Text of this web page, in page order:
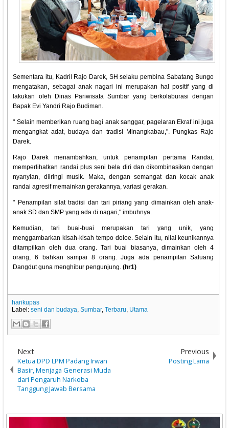
Sementara itu, Kadril Rajo Darek, SH selaku pembina Sabatang Bungo
mengatakan, sebagai anak nagari ini merupakan hal positif yang di
lakukan oleh Dinas Pariwisata Sumbar yang berkolaburasi dengan
Bapak Evi Yandri Rajo Budiman.
" Selain memberikan ruang bagi anak sanggar, pagelaran Ekraf ini juga
mengangkat adat, budaya dan tradisi Minangkabau,". Pungkas Rajo
Darek.
Rajo Darek menambahkan, untuk penampilan pertama Randai,
memperlihatkan randai plus seni bela diri dan dikombinasikan dengan
nyanyian, diiringi musik. Maka, dengan semangat dan kocak anak
randai agresif memainkan gerakannya, variasi gerakan.
" Penampilan silat tradisi dan tari piriang yang dimainkan oleh anak-
anak SD dan SMP yang ada di nagari," imbuhnya.
Kemudian, tari buai-buai merupakan tari yang unik, yang
menggambarkan kisah-kisah tempo doloe. Selain itu, nilai keunikannya
ditampilkan oleh dua orang. Tari buai biasanya, dimainkan oleh 4
orang, 6 bahkan sampai 8 orang. Juga ada penampilan Saluang
Dangdut guna menghibur pengunjung.(hr1)
harikupas
Label:seni dan budaya ,Sumbar,Terbaru Utama
Next
Ketua DPD LPM Padang Irwan
Basir, Menjaga Generasi Muda
dari Pengaruh Narkoba
Tanggung Jawab Bersama
Previous
Posting Lama